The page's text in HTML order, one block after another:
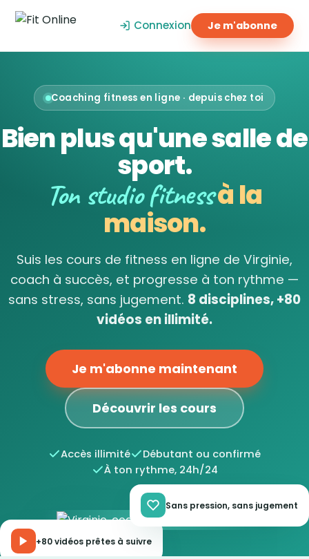
Connexion Je m'abonne
Coaching fitness en ligne · depuis chez toi
Bien plus qu'une salle de
sport.
Ton studio fitnessà la
maison.
Suis les cours de fitness en ligne de Virginie,
coach à succès, et progresse à ton rythme —
sans stress, sans jugement. 8 disciplines, +80
vidéos en illimité.
Je m'abonne maintenant
Découvrir les cours
Accès illimité
Débutant ou confirmé
À ton rythme, 24h/24
+80 vidéos prêtes à suivre
Sans pression, sans jugement